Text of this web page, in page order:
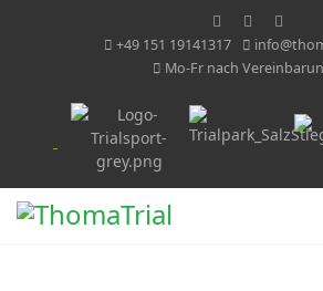
+49 151 19141317
Mo-Fr nach